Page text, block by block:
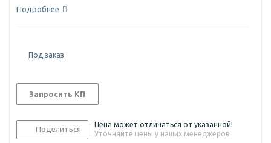
Подробнее
Под заказ
Запросить КП
Поделиться
Цена может отличаться от указанной!
Уточняйте цены у наших менеджеров.